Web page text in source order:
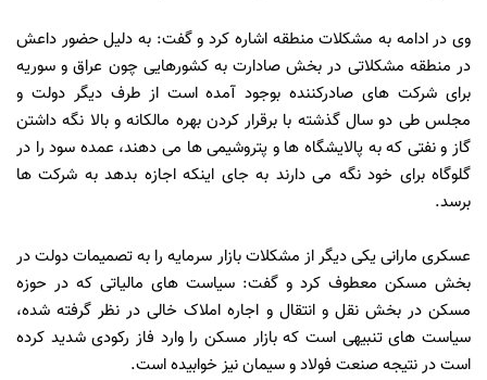
وی در ادامه به مشکلات منطقه اشاره کرد و گفت: به دلیل حضور داعش
در منطقه مشکلاتی در بخش صادارت به کشورهایی چون عراق و سوریه
برای شرکت های صادرکننده بوجود آمده است از طرف دیگر دولت و
مجلس طی دو سال گذشته با برقرار کردن بهره مالکانه و بالا نگه داشتن
گاز و نفتی که به پالایشگاه ها و پتروشیمی ها می دهند، عمده سود را در
گلوگاه برای خود نگه می دارند به جای اینکه اجازه بدهد به شرکت ها
برسد.
عسکری مارانی یکی دیگر از مشکلات بازار سرمایه را به تصمیمات دولت در
بخش مسکن معطوف کرد و گفت: سیاست های مالیاتی که در حوزه
مسکن در بخش نقل و انتقال و اجاره املاک خالی در نظر گرفته شده،
سیاست های تنبیهی است که بازار مسکن را وارد فاز رکودی شدید کرده
است در نتیجه صنعت فولاد و سیمان نیز خوابیده است.